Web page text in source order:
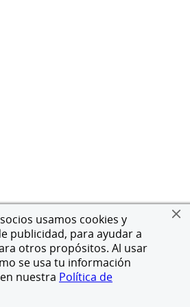
usamos cookies y
publicidad, para ayudar a
otros propósitos. Al usar
se usa tu información
nuestra Política de